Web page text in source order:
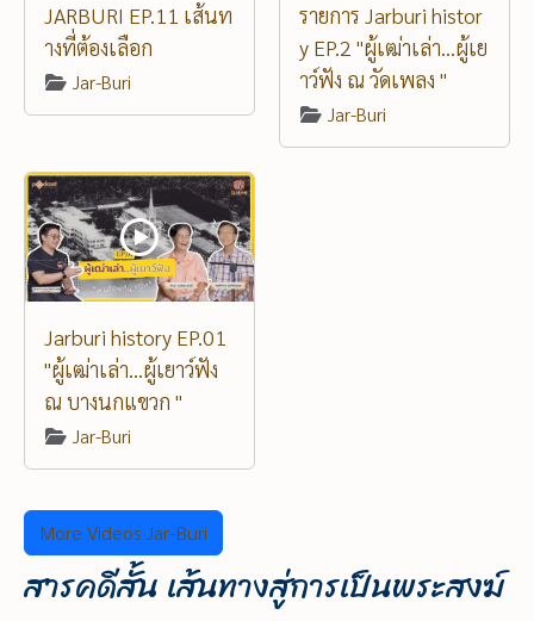
JARBURI EP.11 เส้นท
างที่ต้องเลือก
Jar-Buri
รายการ Jarburi histor
y EP.2 "ผู้เฒ่าเล่า...ผู้เย
าว์ฟัง ณ วัดเพลง "
Jar-Buri
Jarburi history EP.01
"ผู้เฒ่าเล่า...ผู้เยาว์ฟัง
ณ บางนกแขวก "
Jar-Buri
More Videos Jar-Buri
สารคดีสั้น เส้นทางสู่การเป็นพระสงฆ์